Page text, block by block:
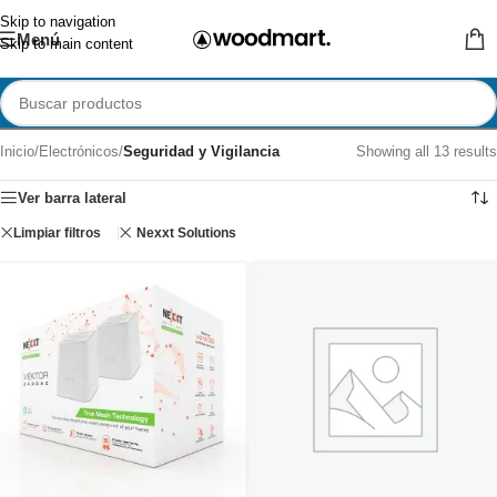
Skip to navigation
Skip to main content
Menú
Inicio/Electrónicos/Seguridad y Vigilancia Showing all 13 results
Ver barra lateral
Limpiar filtros Nexxt Solutions